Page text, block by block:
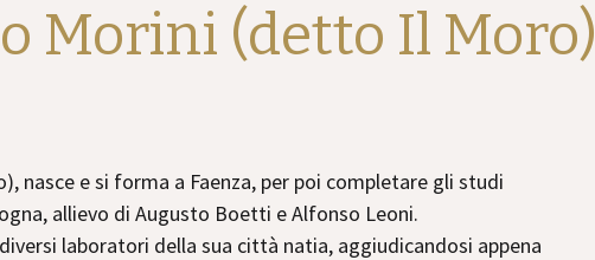
Morini (detto Il Moro)
nasce e si forma a Faenza, per poi completare gli studi
allievo di Augusto Boetti e Alfonso Leoni.
laboratori della sua città natia, aggiudicandosi appena